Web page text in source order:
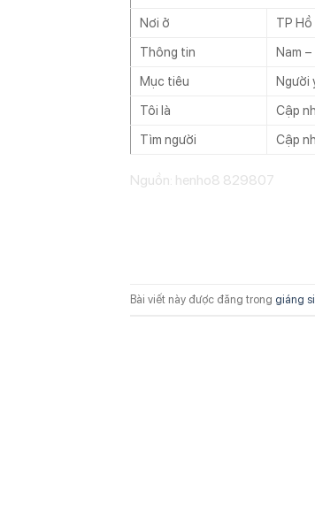
Nơi ở
TP Hồ
Thông tin
Nam
Mục tiêu
Người
Tôi là
Cập
Tìm người
Cập
Nguồn: henho8 829807
Bài viết này được đăng trong giáng